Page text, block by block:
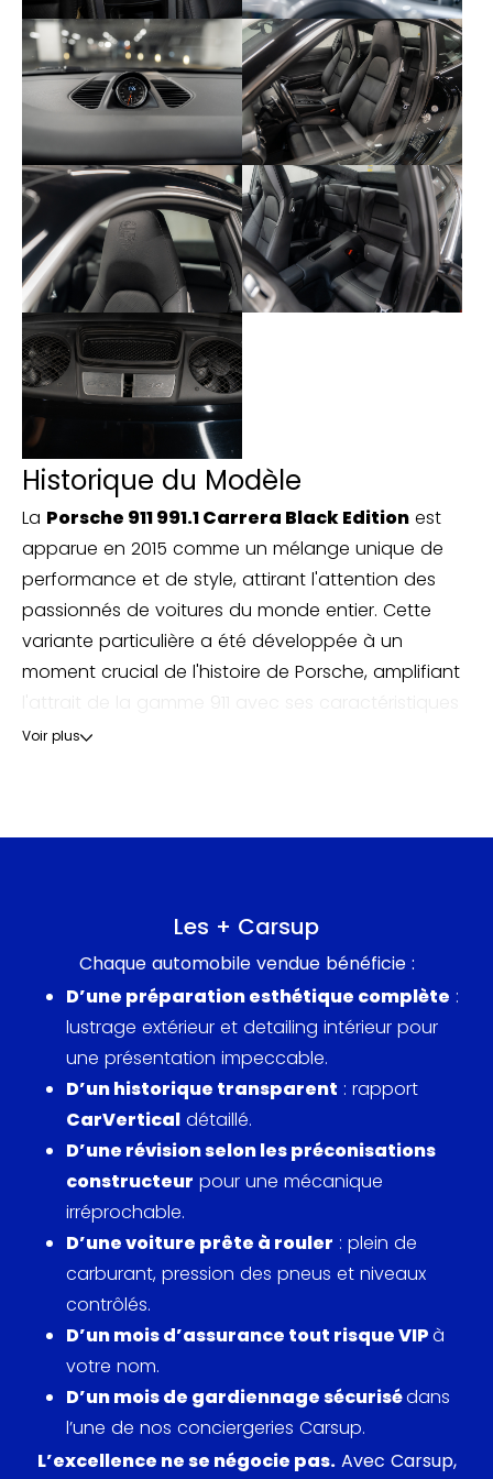
Historique du Modèle
La Porsche 911 991.1 Carrera Black Edition est
apparue en 2015 comme un mélange unique de
performance et de style, attirant l'attention des
passionnés de voitures du monde entier. Cette
variante particulière a été développée à un
moment crucial de l'histoire de Porsche, amplifiant
exclusives et sa finition noire captivante.
équipée d'un moteur flat-six de 3,4 litres produisant
un respectable 350 ch. Cette motorisation lui
permettait de rivaliser sévèrement avec des
compétiteurs tels que l'Audi R8 V8 et la Jaguar F-
Type, renforçant la réputation de Porsche pour sa
combinaison de luxe et de haute performance.
L'impact de la Black Edition s'étendait au-delà des
magazines automobiles pour toucher les médias
grand public. Son extérieur noir élégant l'a rendue
populaire pourdes sessions de photographies
modeet des apparitions dans des salons
automobiles de renom. Bien que ce modèle n’ait
pas marqué de grande présence dans les films ou
séries télévisées majeures, sa présence dans
salons de l'autoet les événements de voitures en
vedette l’a maintenu sous les feux des projecteurs.
En outre, posséder une Black Edition est devenu
Voir plus
Les + Carsup
Chaque automobile vendue bénéficie :
D’une préparation esthétique complète :
lustrage extérieur et detailing intérieur pour
une présentation impeccable.
D’un historique transparent : rapport
CarVertical détaillé.
D’une révision selon les préconisations
constructeur pour une mécanique
irréprochable.
D’une voiture prête à rouler : plein de
carburant, pression des pneus et niveaux
contrôlés.
D’un mois d’assurance tout risque VIPà
votre nom.
D’un mois de gardiennage sécurisédans
l’une de nos conciergeries Carsup.
L’excellence ne se négocie pas.Avec Carsup,